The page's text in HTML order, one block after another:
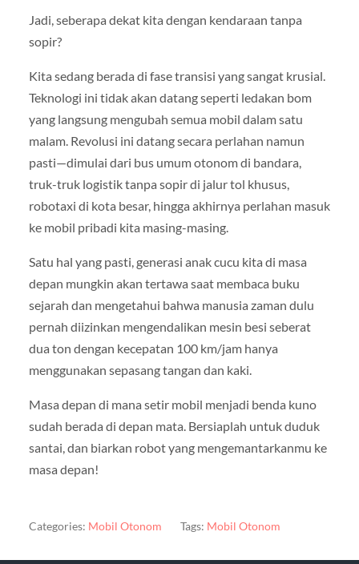
Jadi, seberapa dekat kita dengan kendaraan tanpa
sopir?
Kita sedang berada di fase transisi yang sangat krusial.
Teknologi ini tidak akan datang seperti ledakan bom
yang langsung mengubah semua mobil dalam satu
malam. Revolusi ini datang secara perlahan namun
pasti—dimulai dari bus umum otonom di bandara,
truk-truk logistik tanpa sopir di jalur tol khusus,
robotaxi di kota besar, hingga akhirnya perlahan masuk
ke mobil pribadi kita masing-masing.
Satu hal yang pasti, generasi anak cucu kita di masa
depan mungkin akan tertawa saat membaca buku
sejarah dan mengetahui bahwa manusia zaman dulu
pernah diizinkan mengendalikan mesin besi seberat
dua ton dengan kecepatan 100 km/jam hanya
menggunakan sepasang tangan dan kaki.
Masa depan di mana setir mobil menjadi benda kuno
sudah berada di depan mata. Bersiaplah untuk duduk
santai, dan biarkan robot yang mengemantarkanmu ke
masa depan!
Categories: Mobil Otonom Tags: Mobil Otonom